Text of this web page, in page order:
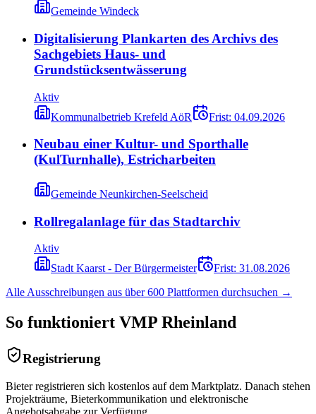
Gemeinde Windeck
Digitalisierung Plankarten des Archivs des
Sachgebiets Haus- und
Grundstücksentwässerung
Aktiv
Kommunalbetrieb Krefeld AöR
Frist: 04.09.2026
Neubau einer Kultur- und Sporthalle
(KulTurnhalle), Estricharbeiten
Gemeinde Neunkirchen-Seelscheid
Rollregalanlage für das Stadtarchiv
Aktiv
Stadt Kaarst - Der Bürgermeister
Frist: 31.08.2026
Alle Ausschreibungen aus über 600 Plattformen durchsuchen →
So funktioniert VMP Rheinland
Registrierung
Bieter registrieren sich kostenlos auf dem Marktplatz. Danach stehen
Projekträume, Bieterkommunikation und elektronische
Angebotsabgabe zur Verfügung.